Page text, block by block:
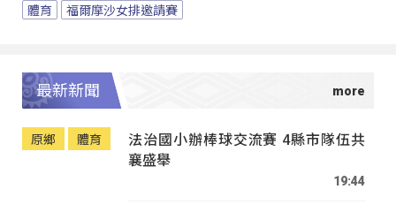
體育 福爾摩沙女排邀請賽
最新新聞
原鄉 體育
法治國小辦棒球交流賽 4縣市隊伍共
襄盛舉
19:44